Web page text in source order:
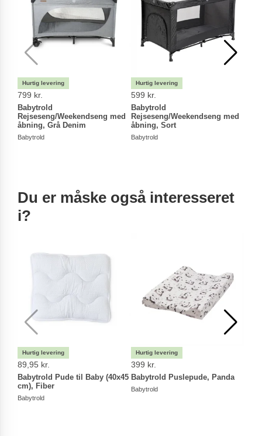
799 kr.
Babytrold
Rejseseng/Weekendseng med
åbning, Grå Denim
Babytrold
599 kr.
Babytrold
Rejseseng/Weekendseng med
åbning, Sort
Babytrold
Du er måske også interesseret
i?
89,95 kr.
Babytrold Pude til Baby (40x45
cm), Fiber
Babytrold
399 kr.
Babytrold Puslepude, Panda
Babytrold